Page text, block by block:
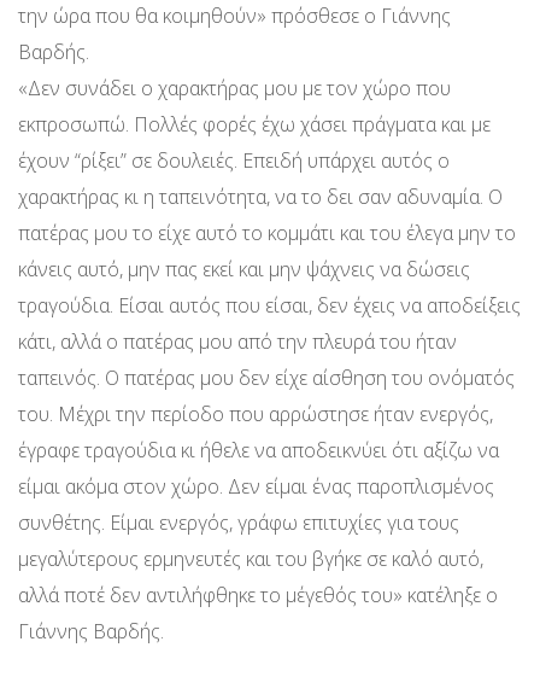
την ώρα που θα κοιμηθούν» πρόσθεσε ο Γιάννης
Βαρδής.
«Δεν συνάδει ο χαρακτήρας μου με τον χώρο που
εκπροσωπώ. Πολλές φορές έχω χάσει πράγματα και με
έχουν “ρίξει” σε δουλειές. Επειδή υπάρχει αυτός ο
χαρακτήρας κι η ταπεινότητα, να το δει σαν αδυναμία. Ο
πατέρας μου το είχε αυτό το κομμάτι και του έλεγα μην το
κάνεις αυτό, μην πας εκεί και μην ψάχνεις να δώσεις
τραγούδια. Είσαι αυτός που είσαι, δεν έχεις να αποδείξεις
κάτι, αλλά ο πατέρας μου από την πλευρά του ήταν
ταπεινός. Ο πατέρας μου δεν είχε αίσθηση του ονόματός
του. Μέχρι την περίοδο που αρρώστησε ήταν ενεργός,
έγραφε τραγούδια κι ήθελε να αποδεικνύει ότι αξίζω να
είμαι ακόμα στον χώρο. Δεν είμαι ένας παροπλισμένος
συνθέτης. Είμαι ενεργός, γράφω επιτυχίες για τους
μεγαλύτερους ερμηνευτές και του βγήκε σε καλό αυτό,
αλλά ποτέ δεν αντιλήφθηκε το μέγεθός του» κατέληξε ο
Γιάννης Βαρδής.